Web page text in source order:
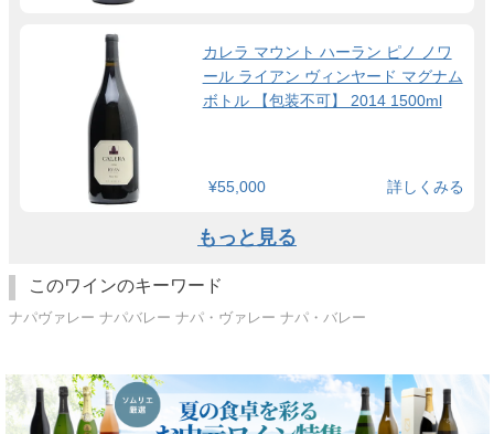
カレラ マウント ハーラン ピノ ノワ
ール ライアン ヴィンヤード マグナム
ボトル 【包装不可】 2014 1500ml
¥55,000 詳しくみる
もっと見る
このワインのキーワード
ナパヴァレー ナパバレー ナパ・ヴァレー ナパ・バレー